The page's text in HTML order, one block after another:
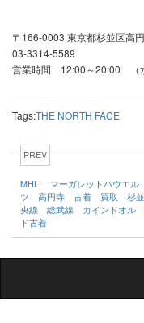
〒166-0003 東京都杉並区高
03-3314-5589
営業時間 12:00～20:00 （
Tags:THE NORTH FACE
PREV
MHL. マーガレットハウエ
ツ 高円寺 古着 買取 杉
央線 総武線 カインドオル
ド古着